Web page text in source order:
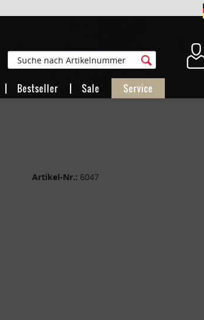
Bestseller Sale Service
Artikel-Nr.: 6047